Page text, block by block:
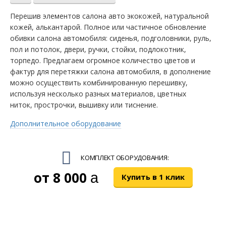
Перешив элементов салона авто экокожей, натуральной
кожей, алькантарой. Полное или частичное обновление
обивки салона автомобиля: сиденья, подголовники, руль,
пол и потолок, двери, ручки, стойки, подлокотник,
торпедо. Предлагаем огромное количество цветов и
фактур для перетяжки салона автомобиля, в дополнение
можно осуществить комбинированную перешивку,
используя несколько разных материалов, цветных
ниток, прострочки, вышивку или тиснение.
Дополнительное оборудование
КОМПЛЕКТ ОБОРУДОВАНИЯ:
8 000 руб.Купить в 1 клик